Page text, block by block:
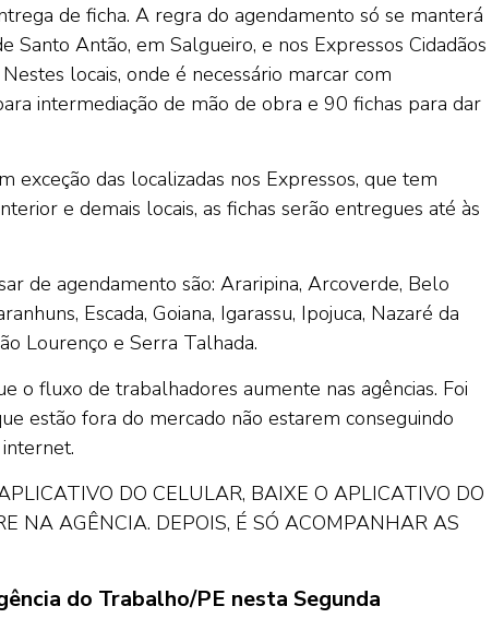
de ficha. A regra do agendamento só se manterá
Santo Antão, em Salgueiro, e nos Expressos Cidadãos
locais, onde é necessário marcar com
intermediação de mão de obra e 90 fichas para dar
exceção das localizadas nos Expressos, que tem
e demais locais, as fichas serão entregues até às
de agendamento são: Araripina, Arcoverde, Belo
Escada, Goiana, Igarassu, Ipojuca, Nazaré da
Lourenço e Serra Talhada.
o fluxo de trabalhadores aumente nas agências. Foi
estão fora do mercado não estarem conseguindo
DO CELULAR, BAIXE O APLICATIVO DO
NA AGÊNCIA. DEPOIS, É SÓ ACOMPANHAR AS
do Trabalho/PE nesta Segunda